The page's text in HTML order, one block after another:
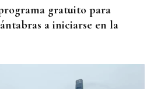
gratuito para
a iniciarse en la